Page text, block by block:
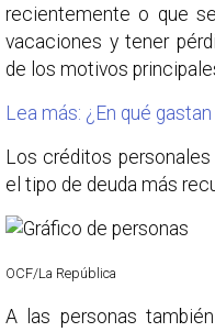
recientemente o que
vacaciones y tener
de los motivos
Lea más: ¿En qué
Los créditos
el tipo de deuda más
OCF/La República
A las personas